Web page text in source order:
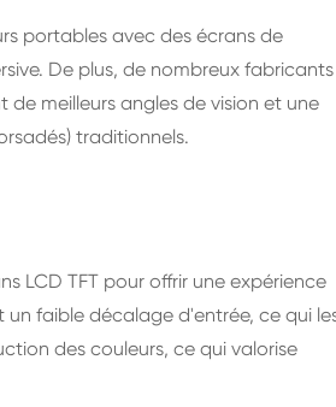
portables avec des écrans de
De plus, de nombreux fabricants
de meilleurs angles de vision et une
traditionnels.
LCD TFT pour offrir une expérience
faible décalage d'entrée, ce qui
des couleurs, ce qui valorise